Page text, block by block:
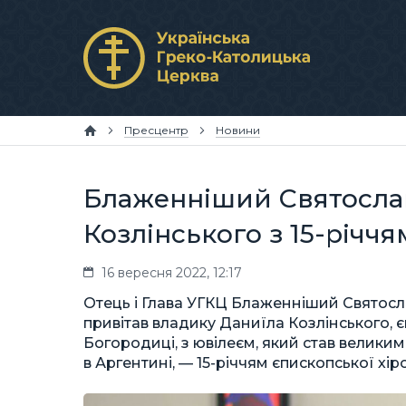
Пресцентр Новини
Блаженніший
Козлінського з 15-
16 вересня 2022, 12:17
Отець і Глава УГКЦ Блаженніший
привітав владику Даниїла
Богородиці, з ювілеєм, який став
в Аргентині, — 15-річчям єпископської